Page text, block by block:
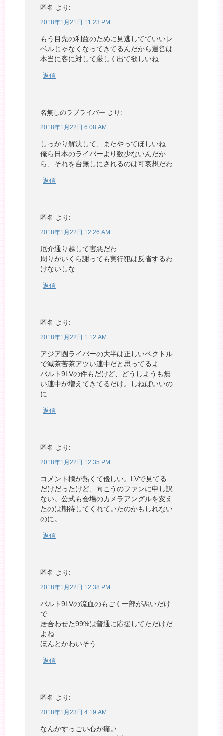
匿名 より:
2018年1月21日 11:23 PM
もう目先の利益のために見逃してていいレ
ベルじゃなくなってきてるんだから運営は
本当に客に対して厳しく出て欲しいね
返信
名無しのラブライバー より:
2018年1月22日 6:08 AM
しっかり解決して、またやってほしいね
俺ら日本のライバーより数少ないんだか
ら、それを台無しにされるのは可哀想だわ
返信
匿名 より:
2018年1月22日 12:26 AM
厄介通り越して害悪だわ
周りがいくら謝っても実行犯は反省するわ
けないしな
返信
匿名 より:
2018年1月22日 1:12 AM
アジア圏ライバーの大半は正しいベクトル
で滅茶苦茶アツい連中だと思ってるよ
バルト9LVの件もだけど、どうしようも無
い連中が増えてきてるだけ。しねばいいの
に
返信
匿名 より:
2018年1月22日 12:35 PM
コメント欄が熱くて優しい。LVで見てる
だけだったけど、向こうのファンに申し訳
ない。公式も会場のカメラアングルを変え
たのは期待してくれていたのかもしれない
のに。
返信
匿名 より:
2018年1月22日 12:38 PM
バルト9LVの流血のもごく一部が悪いだけ
で
居合わせた99%は普通に応援してただけだ
よね
ほんとかわいそう
返信
匿名 より:
2018年1月23日 4:19 AM
なんかすっごい心が痛い